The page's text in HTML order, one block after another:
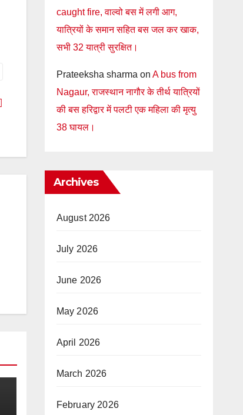
caught fire, वाल्वो बस में लगी आग,
यात्रियों के समान सहित बस जल कर खाक,
सभी 32 यात्री सुरक्षित।
Prateeksha sharma on A bus from
Nagaur, राजस्थान नागौर के तीर्थ यात्रियों
की बस हरिद्वार में पलटी एक महिला की मृत्यु
38 घायल।
Archives
August 2026
July 2026
June 2026
May 2026
April 2026
March 2026
February 2026